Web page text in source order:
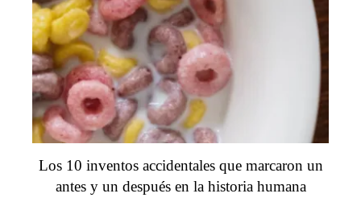
Los 10 inventos accidentales que marcaron un
antes y un después en la historia humana